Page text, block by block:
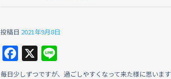
投稿日 2021年9月8日
F
a
X
n
毎日少しずつですが、過ごしやすくなって来た様に思います